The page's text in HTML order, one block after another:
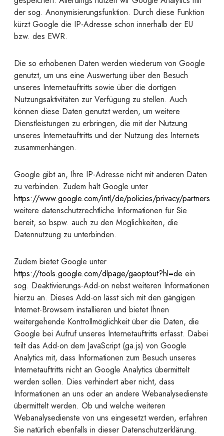
der sog. Anonymisierungsfunktion. Durch diese Funktion
kürzt Google die IP-Adresse schon innerhalb der EU
bzw. des EWR.
Die so erhobenen Daten werden wiederum von Google
genutzt, um uns eine Auswertung über den Besuch
unseres Internetauftritts sowie über die dortigen
Nutzungsaktivitäten zur Verfügung zu stellen. Auch
können diese Daten genutzt werden, um weitere
Dienstleistungen zu erbringen, die mit der Nutzung
unseres Internetauftritts und der Nutzung des Internets
zusammenhängen.
Google gibt an, Ihre IP-Adresse nicht mit anderen Daten
zu verbinden. Zudem hält Google unter
https://www.google.com/intl/de/policies/privacy/partners
weitere datenschutzrechtliche Informationen für Sie
bereit, so bspw. auch zu den Möglichkeiten, die
Datennutzung zu unterbinden.
Zudem bietet Google unter
https://tools.google.com/dlpage/gaoptout?hl=de ein
sog. Deaktivierungs-Add-on nebst weiteren Informationen
hierzu an. Dieses Add-on lässt sich mit den gängigen
Internet-Browsern installieren und bietet Ihnen
weitergehende Kontrollmöglichkeit über die Daten, die
Google bei Aufruf unseres Internetauftritts erfasst. Dabei
teilt das Add-on dem JavaScript (ga.js) von Google
Analytics mit, dass Informationen zum Besuch unseres
Internetauftritts nicht an Google Analytics übermittelt
werden sollen. Dies verhindert aber nicht, dass
Informationen an uns oder an andere Webanalysedienste
übermittelt werden. Ob und welche weiteren
Webanalysedienste von uns eingesetzt werden, erfahren
Sie natürlich ebenfalls in dieser Datenschutzerklärung.